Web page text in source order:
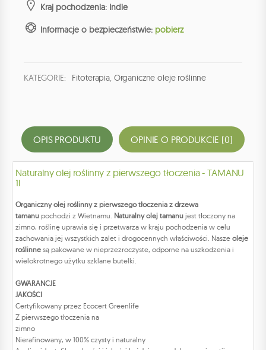
Kraj pochodzenia: Indie
Informacje o bezpieczeństwie: pobierz
KATEGORIE: Fitoterapia, Organiczne oleje roślinne
OPIS PRODUKTU OPINIE O PRODUKCIE (0)
Naturalny olej roślinny z pierwszego tłoczenia - TAMANU
1l
Organiczny olej roślinny z pierwszego tłoczenia z drzewa
tamanu pochodzi z Wietnamu. Naturalny olej tamanu jest tłoczony na
zimno, roślinę uprawia się i przetwarza w kraju pochodzenia w celu
zachowania jej wszystkich zalet i drogocennych właściwości. Nasze oleje
roślinne są pakowane w nieprzezroczyste, odporne na uszkodzenia i
wielokrotnego użytku szklane butelki.
GWARANCJE
JAKOŚCI
Certyfikowany przez Ecocert Greenlife
Z pierwszego tłoczenia na
zimno
Nierafinowany, w 100% czysty i naturalny